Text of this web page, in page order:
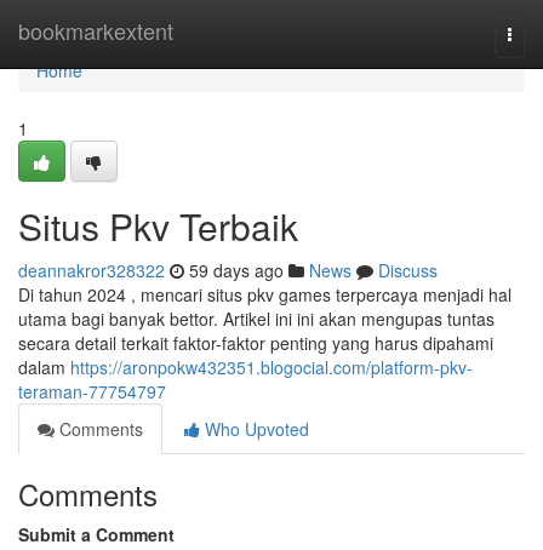
bookmarkextent
Home
Home
1
Situs Pkv Terbaik
deannakror328322 59 days ago News
Discuss
Di tahun 2024 , mencari situs pkv games terpercaya menjadi hal
utama bagi banyak bettor. Artikel ini ini akan mengupas tuntas
secara detail terkait faktor-faktor penting yang harus dipahami
dalam https://aronpokw432351.blogocial.com/platform-pkv-
teraman-77754797
Comments
Who Upvoted
Comments
Submit a Comment